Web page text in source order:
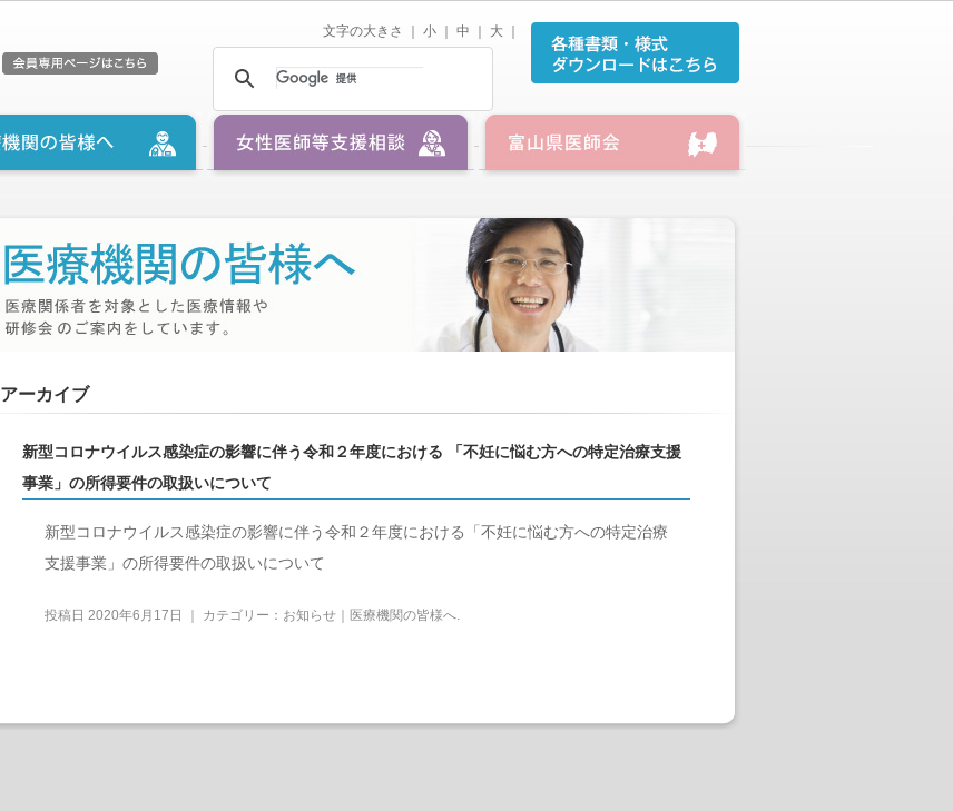
文字の大きさ ｜ 小 中 大
アーカイブ
新型コロナウイルス感染症の影響に伴う令和２年度における 「不妊に悩む方への特定治療支援
事業」の所得要件の取扱いについて
新型コロナウイルス感染症の影響に伴う令和２年度における「不妊に悩む方への特定治療
支援事業」の所得要件の取扱いについて
投稿日 2020年6月17日 ｜ カテゴリー： お知らせ｜医療機関の皆様へ.